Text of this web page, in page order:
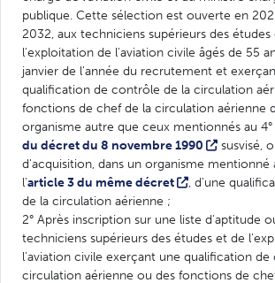
publique. Cette sélection est ouverte en
2032, aux techniciens supérieurs des études
l'exploitation de l'aviation civile âgés de 55
janvier de l'année du recrutement et
qualification de contrôle de la circulation
fonctions de chef de la circulation aérienne
organisme autre que ceux mentionnés au 4°
du décret du 8 novembre 1990
susvisé,
d'acquisition, dans un organisme mentionné
l'article 3 du même décret
, d'une
de la circulation aérienne ;
2° Après inscription sur une liste d'aptitude
techniciens supérieurs des études et de
l'aviation civile exerçant une qualification
circulation aérienne ou des fonctions de